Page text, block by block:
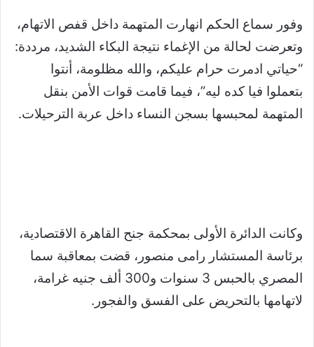
وفور سماع الحكم انهارت المتهمة داخل قفص الاتهام،
وتعرضت لحالة من الإغماء نتيجة البكاء الشديد، مرددة:
“حياتي ادمرت حرام عليكم، والله مظلومة، أنتوا
بتعملوا فيا كده ليه”، فيما قامت قوات الأمن بنقل
المتهمة لمحبسها بسجن النساء داخل عربة الترحيلات.
وكانت الدائرة الأولى بمحكمة جنح القاهرة الاقتصادية،
برئاسة المستشار رامى منصور، قضت بمعاقبة سما
المصري بالحبس 3 سنوات و300 ألف جنيه غرامة،
لاتهامها بالتحريض على الفسق والفجور.